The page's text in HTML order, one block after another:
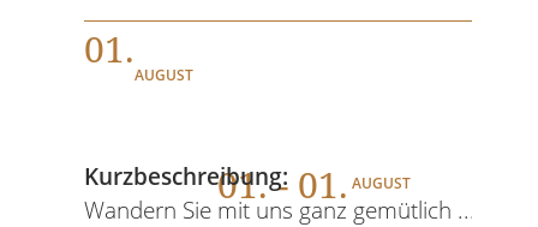
01.
AUGUST
01. - 01. AUGUST
Kurzbeschreibung:
Wandern Sie mit uns ganz gemütlich .....